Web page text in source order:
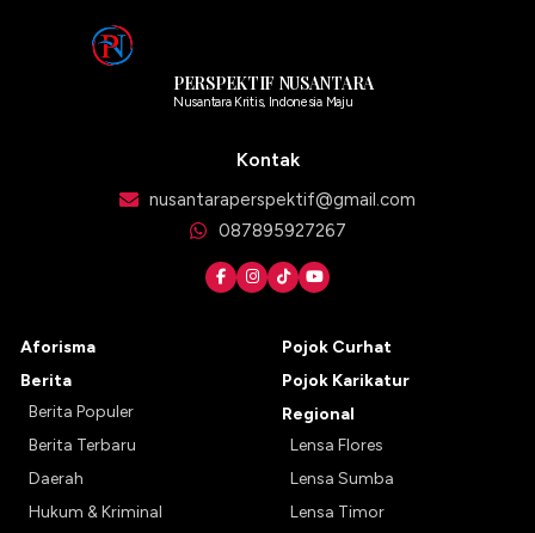
PERSPEKTIF NUSANTARA
Nusantara Kritis, Indonesia Maju
Kontak
nusantaraperspektif@gmail.com
087895927267
Aforisma
Berita
Berita Populer
Berita Terbaru
Daerah
Hukum & Kriminal
Pojok Curhat
Pojok Karikatur
Regional
Lensa Flores
Lensa Sumba
Lensa Timor